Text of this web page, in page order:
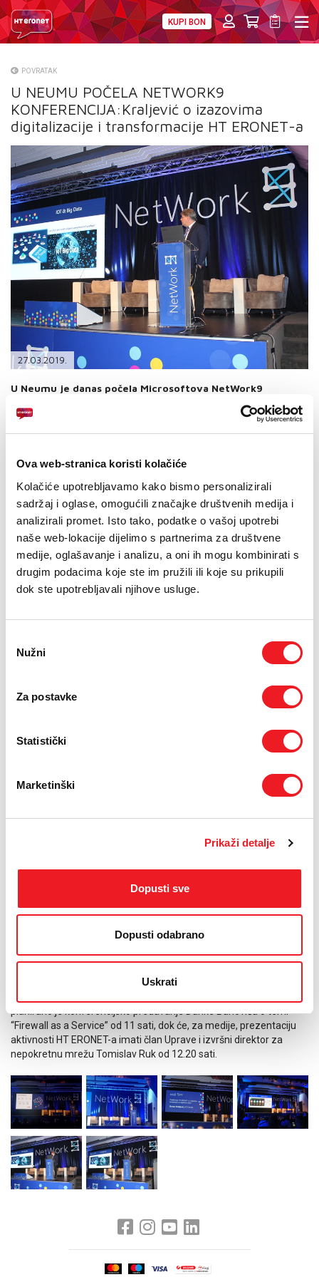
Ova web-stranica koristi kolačiće
Kolačiće upotrebljavamo kako bismo personalizirali
sadržaj i oglase, omogućili značajke društvenih medija i
analizirali promet. Isto tako, podatke o vašoj upotrebi
naše web-lokacije dijelimo s partnerima za društvene
medije, oglašavanje i analizu, a oni ih mogu kombinirati s
drugim podacima koje ste im pružili ili koje su prikupili
dok ste upotrebljavali njihove usluge.
pristanka
Nužni
Za postavke
Statistički
Marketinški
Prikaži detalje
Dopusti sve
Dopusti odabrano
Uskrati
KUPI BON
O NAMA
PRESS
NATJEČAJI
VELEPRODAJA
KONTAKTI
MOJ PROFIL
PODRŠKA
TELEFONSKI IMENIK
POVRATAK
U NEUMU POČELA NETWORK9
KONFERENCIJA:Kraljević o izazovima
digitalizacije i transformacije HT ERONET-a
27.03.2019.
U Neumu je danas počela Microsoftova NetWork9
konferencija, jedan od najznačajnijih tehnološko-
poslovnih događaja ne samo u BiH, već i šire, a čiji je
potencijal prepoznao i HT ERONET koji je, i ove godine,
konferenciju naglasivši kako su ovakvi događaji idealna prigoda za
nove susrete, razmjenu iskustava, stjecanje novih znanja,
uspostavu kontakata te povezivanje radi zajedničke buduće
suradnje.
„Raduje me što se HT ERONET, već godinama, pozicionirao kao
telekomunikacijski sponzor jednog ovakvog značajnog događaja, a
teme o kojima će se govoriti na NetWork9 konferenciji, poput
digitalizacije i transformacije kroz koje upravo prolazi naša
i izazovima koji stoje pred HT ERONET-om u procesu digitalne
transformacije, na NetWork9 konferenciji (u okviru Business Day-
telekom poput HT ERONET-a svladava izazove u transformaciji i
digitalizaciji svoga poslovanja kako bi bio spreman na brze reakcije
Pojasnio je i na koji način telekom širi portfelj svojih usluga i i
kompenziraju smanjeno korištenje „tradicionalnih“ telekom usluga
Naglasio je kako stalni razvoj iziskuje i stalna tehničko-tehnološka
unaprjeđenja, koja su jedan od ključeva napretka kompanije. HT
ERONET je intenzivirao procese transformacije i modernizacije
kompletne mreže i usluga, tj. ušao u cjelovitu poslovnu
U tom smislu, bit će, bez sumnje, predvodnik u smislu agilnosti i
planirano je konferencijsko predavanje Danke Banovića o temi
“Firewall as a Service” od 11 sati, dok će, za medije, prezentaciju
aktivnosti HT ERONET-a imati član Uprave i izvršni direktor za
nepokretnu mrežu Tomislav Ruk od 12.20 sati.